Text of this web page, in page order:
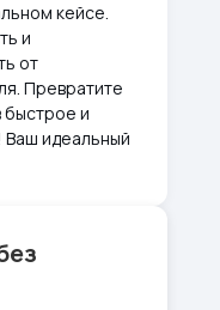
кейсе.
и
от
Превратите
быстрое и
Ваш идеальный